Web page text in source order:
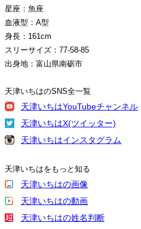
星座：魚座
血液型：A型
身長：161cm
スリーサイズ：77-58-85
出身地：富山県南砺市
天津いちはのSNS全一覧
天津いちはYouTubeチャンネル
天津いちはX(ツイッター)
天津いちはインスタグラム
天津いちはをもっと知る
天津いちはの画像
天津いちはの動画
天津いちはの姓名判断